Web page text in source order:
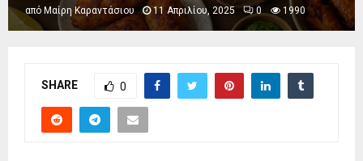
από Μαίρη Καραντάσιου 11 Απριλίου, 2025 0 1990
SHARE 0